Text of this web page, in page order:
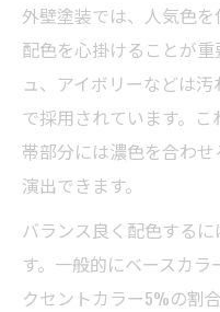
外壁塗装では、人気色
配色を心掛けることが
ュ、アイボリーなどは
で採用されています。
帯部分には濃色を合わ
演出できます。
バランス良く配色する
す。一般的にベースカ
クセントカラー5%の割